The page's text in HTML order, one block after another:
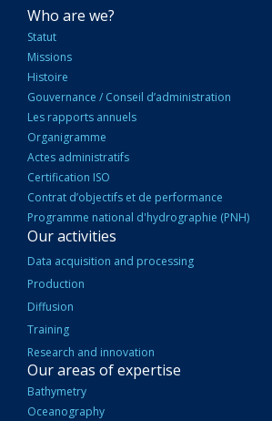
NAVIGATION
PRINCIPALE
Who are we?
Statut
Missions
Histoire
Gouvernance / Conseil d’administration
Les rapports annuels
Organigramme
Actes administratifs
Certification ISO
Contrat d’objectifs et de performance
Programme national d'hydrographie (PNH)
Our activities
Data acquisition and processing
Production
Diffusion
Training
Research and innovation
Our areas of expertise
Bathymetry
Oceanography